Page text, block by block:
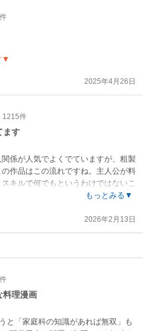
▼
2025年4月26日
1215件
ます
係が人気でよくでていますが、粗製
作品はこの流れですね。主人公が料
キルで何でもというわけではないこ
もそれぞれのキャラの存在感や味が
もっとみる▼
2026年2月13日
料理漫画
と「家庭科の知識があれば無双」も